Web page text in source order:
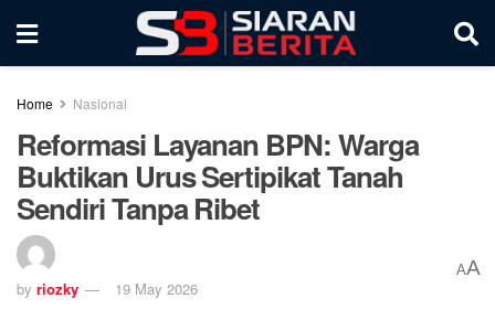
Home Nasional
Reformasi Layanan BPN: Warga
Buktikan Urus Sertipikat Tanah
Sendiri Tanpa Ribet
by riozky 19 May 2026
AA